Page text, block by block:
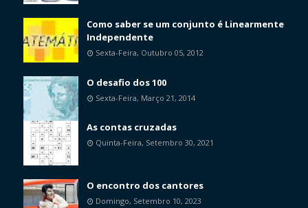
Como saber se um conjunto é Linearmente
Independente
Sexta-Feira, Outubro 05, 2012
O desafio dos 100
Sexta-Feira, Março 21, 2014
As contas cruzadas
Quinta-Feira, Setembro 30, 2021
O encontro dos cantores
Domingo, Setembro 10, 2023